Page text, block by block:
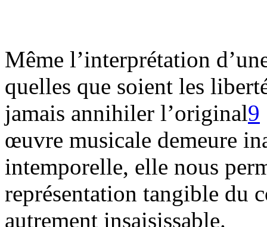
Même l’interprétation
quelles que soient les
jamais annihiler l’original9
œuvre musicale demeure
intemporelle, elle nous
représentation tangible du
autrement insaisissable.